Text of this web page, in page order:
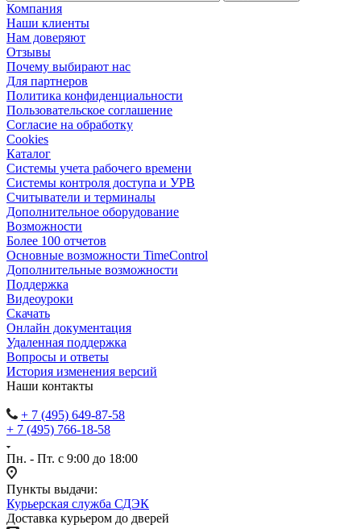
Компания
Наши клиенты
Нам доверяют
Отзывы
Почему выбирают нас
Для партнеров
Политика конфиденциальности
Пользовательское соглашение
Согласие на обработку
Cookies
Каталог
Cистемы учета рабочего времени
Системы контроля доступа и УРВ
Считыватели и терминалы
Дополнительное оборудование
Возможности
Более 100 отчетов
Основные возможности TimeControl
Дополнительные возможности
Поддержка
Видеоуроки
Скачать
Онлайн документация
Удаленная поддержка
Вопросы и ответы
История изменения версий
Наши контакты
+ 7 (495) 649-87-58
+ 7 (495) 766-18-58
Пн. - Пт. с 9:00 до 18:00
Пункты выдачи:
Курьерская служба СДЭК
Доставка курьером до дверей